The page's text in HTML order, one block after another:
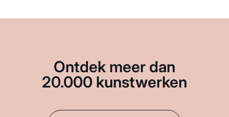
Ontdek meer dan
20.000 kunstwerken